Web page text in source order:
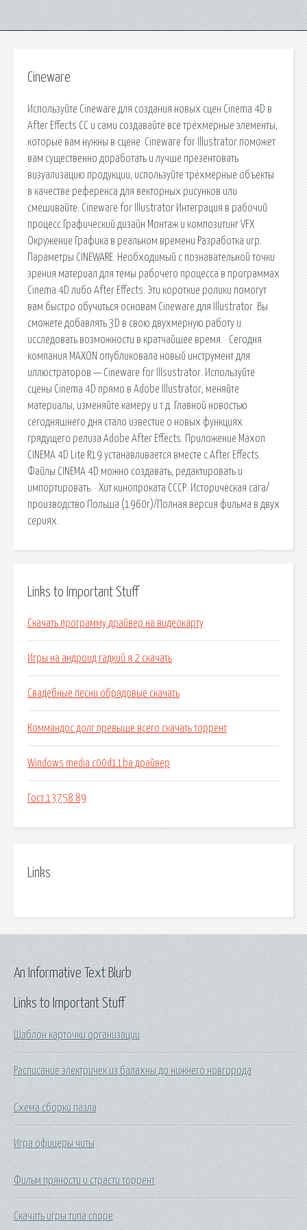
Cineware
Используйте Cineware для создания новых сцен Cinema 4D в
After Effects CC и сами создавайте все трёхмерные элементы,
которые вам нужны в сцене. Cineware for Illustrator поможет
вам существенно доработать и лучше презентовать
визуализацию продукции, используйте трёхмерные объекты
в качестве референса для векторных рисунков или
смешивайте. Cineware for Illustrator Интеграция в рабочий
процесс Графический дизайн Монтаж и композитинг VFX
Окружение Графика в реальном времени Разработка игр.
Параметры CINEWARE. Необходимый с познавательной точки
зрения материал для темы рабочего процесса в программах
Cinema 4D либо After Effects. Эти короткие ролики помогут
вам быстро обучиться основам Cineware для Illustrator. Вы
сможете добавлять 3D в свою двухмерную работу и
исследовать возможности в кратчайшее время. · Сегодня
компания MAXON опубликовала новый инструмент для
иллюстраторов — Cineware for Illsustrator. Используйте
сцены Cinema 4D прямо в Adobe Illustrator, меняйте
материалы, изменяйте камеру и т.д. Главной новостью
сегодняшнего дня стало известие о новых функциях
грядущего релиза Adobe After Effects. Приложение Maxon
CINEMA 4D Lite R19 устанавливается вместе с After Effects.
Файлы CINEMA 4D можно создавать, редактировать и
импортировать. · Хит кинопроката СССР. Историческая сага/
производство Польша (1960г)/Полная версия фильма в двух
сериях.
Links to Important Stuff
Скачать программу драйвер на видеокарту
Игры на андроид гадкий я 2 скачать
Свадебные песни обрядовые скачать
Коммандос долг превыше всего скачать торрент
Windows media c00d11ba драйвер
Гост 13758 89
Links
Links to Important Stuff
Шаблон карточки организации
Расписание электричек из балахны до нижнего новгорода
Схема сборки пазла
Игра офицеры читы
Фильм пряности и страсти торрент
Скачать игры типа споре
An Informative Text Blurb